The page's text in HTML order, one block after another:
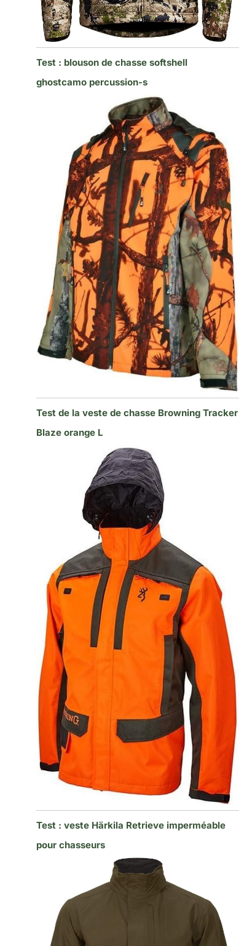
Test : blouson de chasse softshell
ghostcamo percussion-s
Test de la veste de chasse Browning Tracker
Blaze orange L
Test : veste Härkila Retrieve imperméable
pour chasseurs